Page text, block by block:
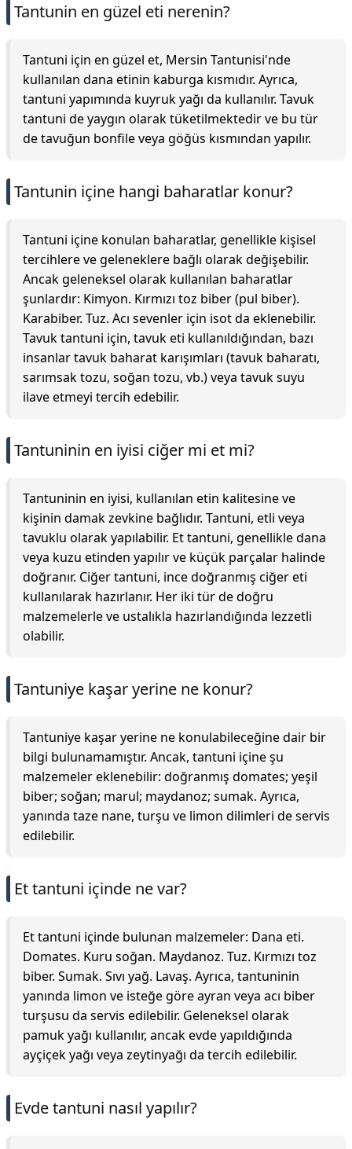
Tantunin en güzel eti nerenin?
Tantuni için en güzel et, Mersin Tantunisi'nde
kullanılan dana etinin kaburga kısmıdır. Ayrıca,
tantuni yapımında kuyruk yağı da kullanılır. Tavuk
tantuni de yaygın olarak tüketilmektedir ve bu tür
de tavuğun bonfile veya göğüs kısmından yapılır.
Tantunin içine hangi baharatlar konur?
Tantuni içine konulan baharatlar, genellikle kişisel
tercihlere ve geleneklere bağlı olarak değişebilir.
Ancak geleneksel olarak kullanılan baharatlar
şunlardır: Kimyon. Kırmızı toz biber (pul biber).
Karabiber. Tuz. Acı sevenler için isot da eklenebilir.
Tavuk tantuni için, tavuk eti kullanıldığından, bazı
insanlar tavuk baharat karışımları (tavuk baharatı,
sarımsak tozu, soğan tozu, vb.) veya tavuk suyu
ilave etmeyi tercih edebilir.
Tantuninin en iyisi ciğer mi et mi?
Tantuninin en iyisi, kullanılan etin kalitesine ve
kişinin damak zevkine bağlıdır. Tantuni, etli veya
tavuklu olarak yapılabilir. Et tantuni, genellikle dana
veya kuzu etinden yapılır ve küçük parçalar halinde
doğranır. Ciğer tantuni, ince doğranmış ciğer eti
kullanılarak hazırlanır. Her iki tür de doğru
malzemelerle ve ustalıkla hazırlandığında lezzetli
olabilir.
Tantuniye kaşar yerine ne konur?
Tantuniye kaşar yerine ne konulabileceğine dair bir
bilgi bulunamamıştır. Ancak, tantuni içine şu
malzemeler eklenebilir: doğranmış domates; yeşil
biber; soğan; marul; maydanoz; sumak. Ayrıca,
yanında taze nane, turşu ve limon dilimleri de servis
edilebilir.
Et tantuni içinde ne var?
Et tantuni içinde bulunan malzemeler: Dana eti.
Domates. Kuru soğan. Maydanoz. Tuz. Kırmızı toz
biber. Sumak. Sıvı yağ. Lavaş. Ayrıca, tantuninin
yanında limon ve isteğe göre ayran veya acı biber
turşusu da servis edilebilir. Geleneksel olarak
pamuk yağı kullanılır, ancak evde yapıldığında
ayçiçek yağı veya zeytinyağı da tercih edilebilir.
Evde tantuni nasıl yapılır?